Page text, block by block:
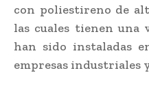
con poliestireno de
las cuales tienen una
han sido instaladas
empresas industriales